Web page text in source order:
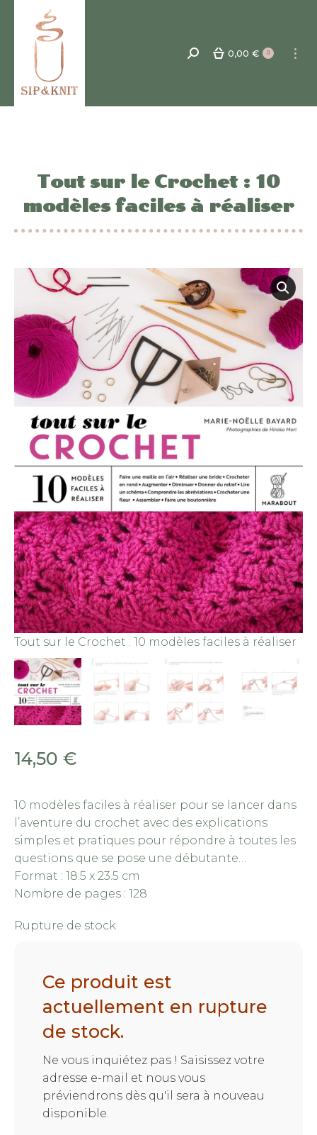
Recherche
0,00 € 0
Tout sur le Crochet : 10
modèles faciles à réaliser
Tout sur le Crochet : 10 modèles faciles à réaliser
14,50 €
10 modèles faciles à réaliser pour se lancer dans
l’aventure du crochet avec des explications
simples et pratiques pour répondre à toutes les
questions que se pose une débutante…
Format : 18.5 x 23.5 cm
Nombre de pages : 128
Rupture de stock
Ce produit est
actuellement en rupture
de stock.
Ne vous inquiétez pas ! Saisissez votre
adresse e-mail et nous vous
préviendrons dès qu'il sera à nouveau
disponible.